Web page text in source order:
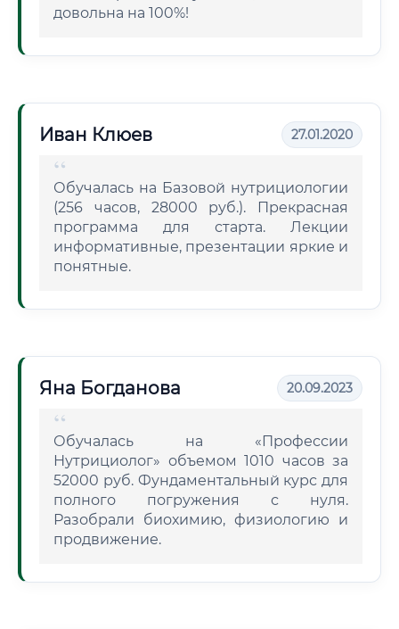
довольна на 100%!
Иван Клюев 27.01.2020
Обучалась на Базовой нутрициологии
(256 часов, 28000 руб.). Прекрасная
программа для старта. Лекции
информативные, презентации яркие и
понятные.
Яна Богданова 20.09.2023
Обучалась на «Профессии
Нутрициолог» объемом 1010 часов за
52000 руб. Фундаментальный курс для
полного погружения с нуля.
Разобрали биохимию, физиологию и
продвижение.